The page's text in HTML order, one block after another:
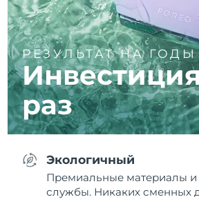
РЕЗУЛЬТАТ НА ГОДЫ
раз
Экологичный
Премиальные материалы и
службы. Никаких сменных